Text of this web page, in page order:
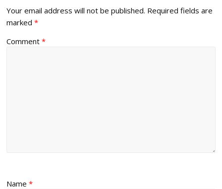
Your email address will not be published. Required fields are
marked*
Comment*
Name*